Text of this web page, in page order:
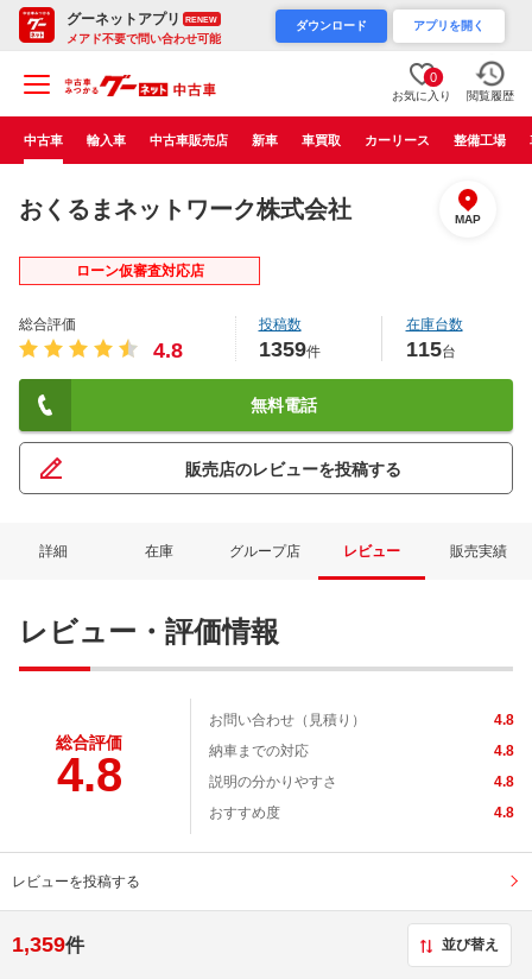
グーネットアプリ RENEW
メアド不要で問い合わせ可能
ダウンロード アプリを開く
0
お気に入り 閲覧履歴
中古車 輸入車 中古車販売店 新車 車買取 カーリース 整備工場
おくるまネットワーク株式会社 MAP
ローン仮審査対応店
総合評価
4.8
投稿数
1359件
在庫台数
115台
無料電話
販売店のレビューを投稿する
詳細 在庫 グループ店 レビュー 販売実績
レビュー・評価情報
総合評価
4.8
お問い合わせ（見積り）
4.8
納車までの対応
4.8
説明の分かりやすさ
4.8
おすすめ度
4.8
レビューを投稿する
1,359件 並び替え